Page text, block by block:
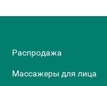
Распродажа
Массажеры для лица